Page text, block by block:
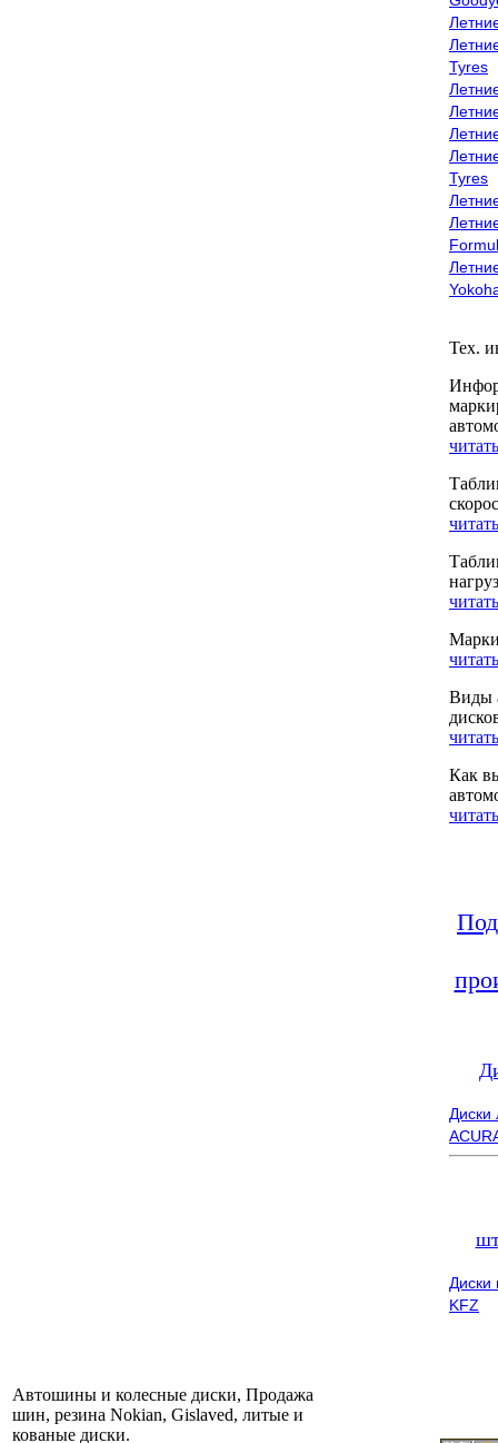
Tyres
Tyres
Тех.
Виды
Как
Диски
KFZ
Автошины и колесные диски, Продажа
шин, резина Nokian, Gislaved, литые и
кованые диски.